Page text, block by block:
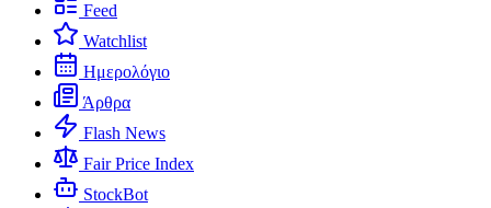
Feed
Watchlist
Ημερολόγιο
Άρθρα
Flash News
Fair Price Index
StockBot